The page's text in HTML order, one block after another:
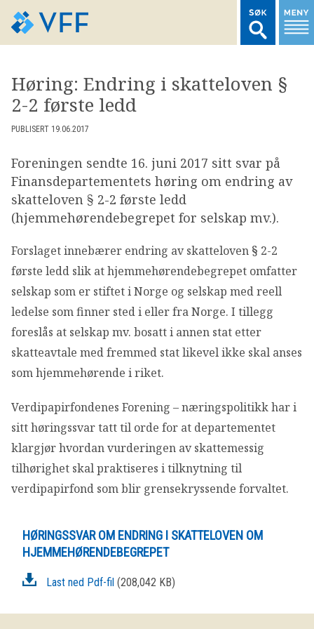
LOGG INN MEDLEMSNETT
MARKEDSSTATISTIKK
FONDSDATA
AKTUELT
OM VFF
DEN LILLE FONDSHÅNDBOKEN
IN ENGLISH
Høring: Endring i skatteloven §
2-2 første ledd
PUBLISERT 19.06.2017
​Foreningen sendte 16. juni 2017 sitt svar på
Finansdepartementets høring om endring av
skatteloven § 2-2 første ledd
(hjemmehørendebegrepet for selskap mv.).
Forslaget innebærer endring av skatteloven § 2-2
første ledd slik at hjemmehørendebegrepet omfatter
selskap som er stiftet i Norge og selskap med reell
ledelse som finner sted i eller fra Norge. I tillegg
foreslås at selskap mv. bosatt i annen stat etter
skatteavtale med fremmed stat likevel ikke skal anses
som hjemmehørende i riket.
Verdipapirfondenes Forening – næringspolitikk har i
sitt høringssvar tatt til orde for at departementet
klargjør hvordan vurderingen av skattemessig
tilhørighet skal praktiseres i tilknytning til
verdipapirfond som blir grensekryssende forvaltet.
HØRINGSSVAR OM ENDRING I SKATTELOVEN OM
HJEMMEHØRENDEBEGREPET
Last ned Pdf-fil (208,042 KB)